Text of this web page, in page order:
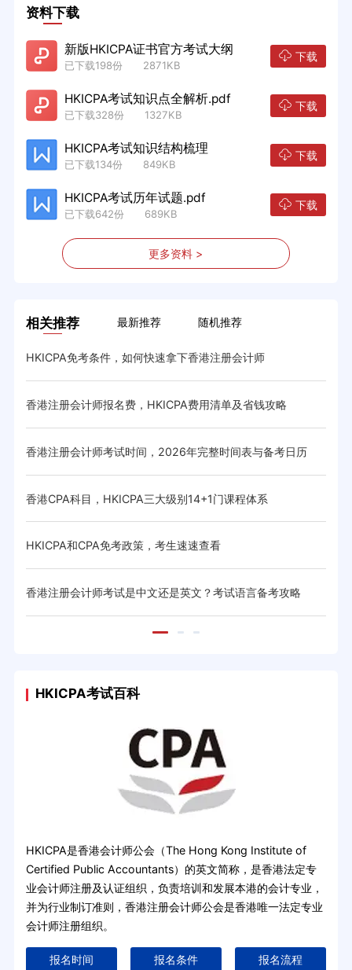
资料下载
新版HKICPA证书官方考试大纲
已下载198份 2871KB
下载
HKICPA考试知识点全解析.pdf
已下载328份 1327KB
下载
HKICPA考试知识结构梳理
已下载134份 849KB
下载
HKICPA考试历年试题.pdf
已下载642份 689KB
下载
更多资料 >
相关推荐 最新推荐 随机推荐
HKICPA免考条件，如何快速拿下香港注册会计师
香港注册会计师报名费，HKICPA费用清单及省钱攻略
香港注册会计师考试时间，2026年完整时间表与备考日历
香港CPA科目，HKICPA三大级别14+1门课程体系
HKICPA和CPA免考政策，考生速速查看
香港注册会计师考试是中文还是英文？考试语言备考攻略
HKICPA考试百科
HKICPA是香港会计师公会（The Hong Kong Institute of
Certified Public Accountants）的英文简称，是香港法定专
业会计师注册及认证组织，负责培训和发展本港的会计专业，
并为行业制订准则，香港注册会计师公会是香港唯一法定专业
会计师注册组织。
报名时间 报名条件 报名流程